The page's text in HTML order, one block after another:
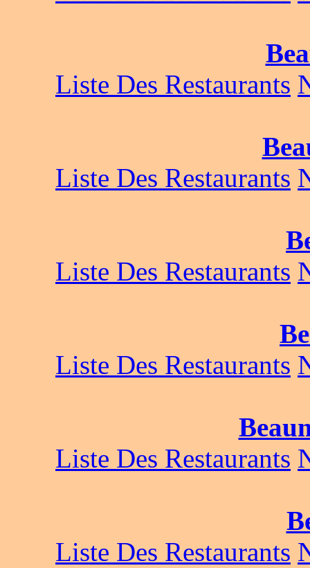
Liste Des Restaurants
Liste Des Restaurants
Liste Des Restaurants
Liste Des Restaurants
Liste Des Restaurants
Liste Des Restaurants